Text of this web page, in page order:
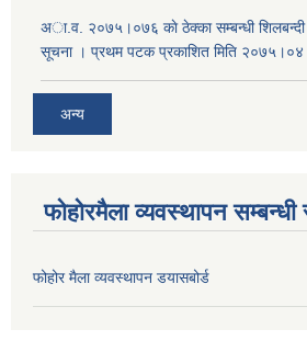
अा.व. २०७५।०७६ काे ठेक्का सम्बन्धी
सूचना । प्रथम पटक प्रकाशित मिति
अन्य
फोहोरमैला व्यवस्थापन
फोहोर मैला व्यवस्थापन डयासबोर्ड